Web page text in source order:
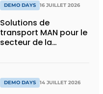
DEMO DAYS 16 JUILLET 2026
Solutions de
transport MAN pour le
secteur de la
DEMO DAYS 14 JUILLET 2026